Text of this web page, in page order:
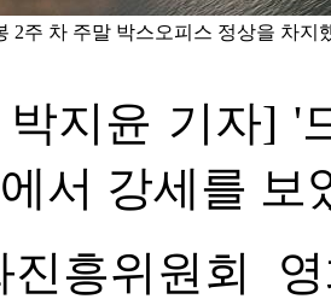
2주 차 주말 박스오피스 정상을 차지
지윤 기자] '
서 강세를 보
진흥위원회